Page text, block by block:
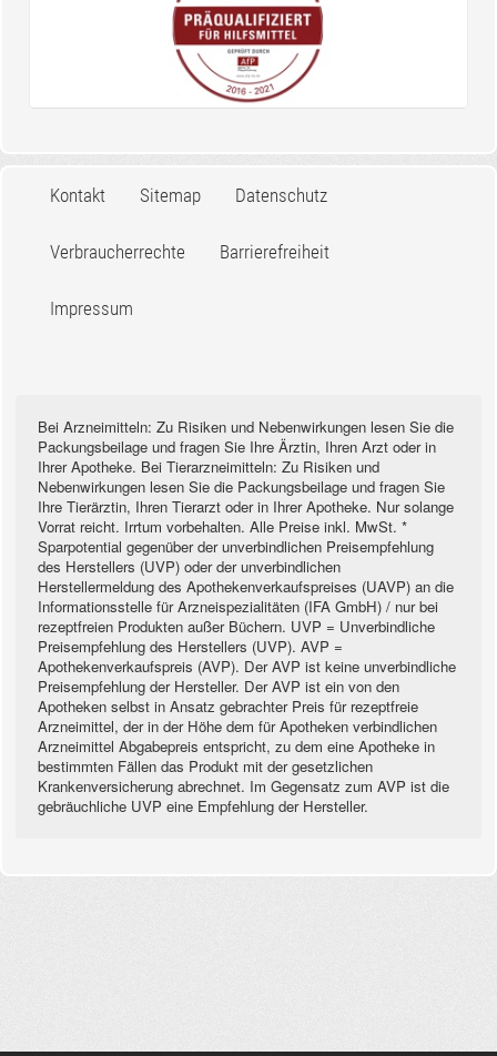
Kontakt Sitemap Datenschutz
Verbraucherrechte Barrierefreiheit
Impressum
Bei Arzneimitteln: Zu Risiken und Nebenwirkungen lesen Sie die
Packungsbeilage und fragen Sie Ihre Ärztin, Ihren Arzt oder in
Ihrer Apotheke. Bei Tierarzneimitteln: Zu Risiken und
Nebenwirkungen lesen Sie die Packungsbeilage und fragen Sie
Ihre Tierärztin, Ihren Tierarzt oder in Ihrer Apotheke. Nur solange
Vorrat reicht. Irrtum vorbehalten. Alle Preise inkl. MwSt. *
Sparpotential gegenüber der unverbindlichen Preisempfehlung
des Herstellers (UVP) oder der unverbindlichen
Herstellermeldung des Apothekenverkaufspreises (UAVP) an die
Informationsstelle für Arzneispezialitäten (IFA GmbH) / nur bei
rezeptfreien Produkten außer Büchern. UVP = Unverbindliche
Preisempfehlung des Herstellers (UVP). AVP =
Apothekenverkaufspreis (AVP). Der AVP ist keine unverbindliche
Preisempfehlung der Hersteller. Der AVP ist ein von den
Apotheken selbst in Ansatz gebrachter Preis für rezeptfreie
Arzneimittel, der in der Höhe dem für Apotheken verbindlichen
Arzneimittel Abgabepreis entspricht, zu dem eine Apotheke in
bestimmten Fällen das Produkt mit der gesetzlichen
Krankenversicherung abrechnet. Im Gegensatz zum AVP ist die
gebräuchliche UVP eine Empfehlung der Hersteller.